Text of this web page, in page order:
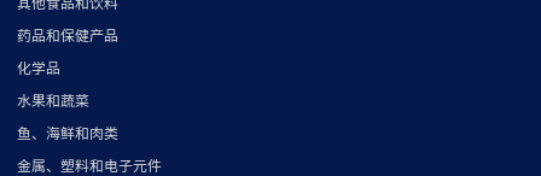
药品和保健产品
化学品
水果和蔬菜
鱼、海鲜和肉类
金属、塑料和电子元件